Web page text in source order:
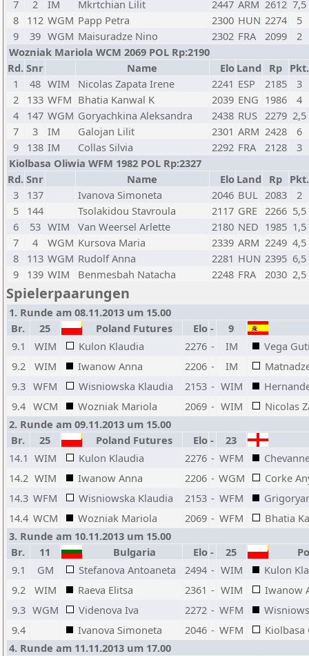
7
2 IM Mkrtchian Lilit 2447 ARM 2612 7,5
8
112 WGM Papp Petra 2300 HUN 2274
5
9
39 WGM Maisuradze Nino 2302 FRA 2099
2
Wozniak Mariola WCM 2069 POL Rp:2190
Rd. Snr Name Elo Land Rp Pkt.
1
48 WIM Nicolas Zapata Irene 2241 ESP 2185
3
2
133 WFM Bhatia Kanwal K 2039 ENG 1986
4
4
147 WGM Goryachkina Aleksandra 2438 RUS 2279 2,5
7
3 IM Galojan Lilit 2301 ARM 2428
6
9
138 IM Collas Silvia 2292 FRA 2128
3
Kiolbasa Oliwia WFM 1982 POL Rp:2327
Rd. Snr Name Elo Land Rp Pkt.
3
137 Ivanova Simoneta 2046 BUL 2083
2
5
144 Tsolakidou Stavroula 2117 GRE 2266 5,5
6
53 WIM Van Weersel Arlette 2180 NED 1985 1,5
7
4 WGM Kursova Maria 2339 ARM 2249 4,5
8
113 WGM Rudolf Anna 2281 HUN 2395 6,5
9
139 WIM Benmesbah Natacha 2248 FRA 2030 2,5
Spielerpaarungen
1. Runde am 08.11.2013 um 15.00
Br.
25 Poland Futures Elo -
9
9.1
WIM Kulon Klaudia 2276 - IM
Vega
9.2
WIM Iwanow Anna 2206 - IM
9.3 WFM Wisniowska Klaudia 2153 - WIM
9.4 WCM Wozniak Mariola 2069 - WIM
Nicolas
2. Runde am 09.11.2013 um 15.00
Br.
25 Poland Futures Elo -
23
14.1 WIM Kulon Klaudia 2276 - WFM
14.2 WIM Iwanow Anna 2206 - WGM
Corke
14.3 WFM Wisniowska Klaudia 2153 - WFM
14.4 WCM Wozniak Mariola 2069 - WFM
Bhatia
3. Runde am 10.11.2013 um 15.00
Br.
11 Bulgaria Elo - 25
9.1
GM Stefanova Antoaneta 2494 - WIM
Kulon
9.2
WIM Raeva Elitsa 2361 - WIM
Iwanow
9.3 WGM Videnova Iva 2272 - WFM
9.4
Ivanova Simoneta 2046 - WFM
Kiolbasa
4. Runde am 11.11.2013 um 17.00